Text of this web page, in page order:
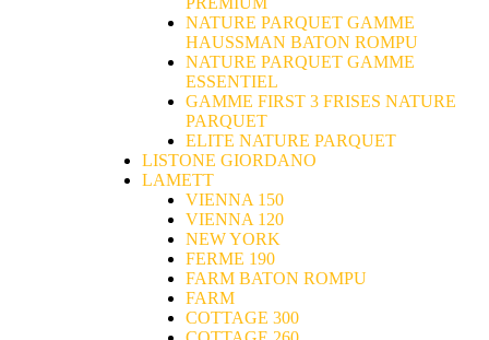
NATURE PARQUET GAMME
HAUSSMAN BATON ROMPU
NATURE PARQUET GAMME
ESSENTIEL
GAMME FIRST 3 FRISES NATURE
PARQUET
ELITE NATURE PARQUET
LISTONE GIORDANO
LAMETT
VIENNA 150
VIENNA 120
NEW YORK
FERME 190
FARM BATON ROMPU
FARM
COTTAGE 300